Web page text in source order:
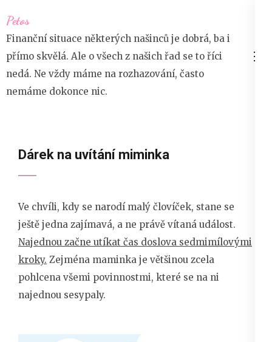
na
obsah
(stiskněte
Enter)
Petos
Finanční situace některých našinců je dobrá, ba i
přímo skvělá. Ale o všech z našich řad se to říci
nedá. Ne vždy máme na rozhazování, často
nemáme dokonce nic.
Dárek na uvítání miminka
Ve chvíli, kdy se narodí malý človíček, stane se
ještě jedna zajímavá, a ne právě vítaná událost.
Najednou začne utíkat čas doslova sedmimílovými
kroky. Zejména maminka je většinou zcela
pohlcena všemi povinnostmi, které se na ni
najednou sesypaly.